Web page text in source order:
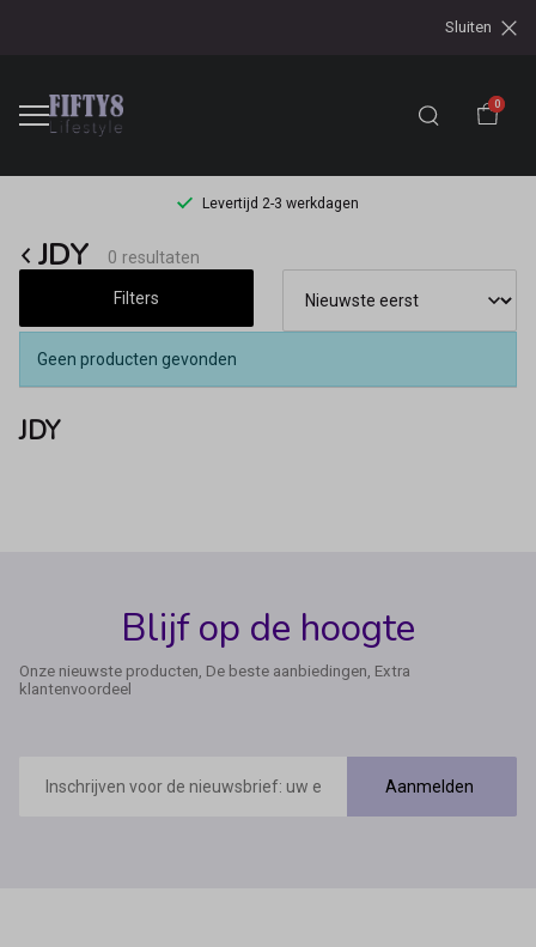
Sluiten
0
Levertijd 2-3 werkdagen
JDY
Fifty8
JDY 0 resultaten
Filters
Geen producten gevonden
JDY
Blijf op de hoogte
Onze nieuwste producten, De beste aanbiedingen, Extra
klantenvoordeel
mailadres
Aanmelden